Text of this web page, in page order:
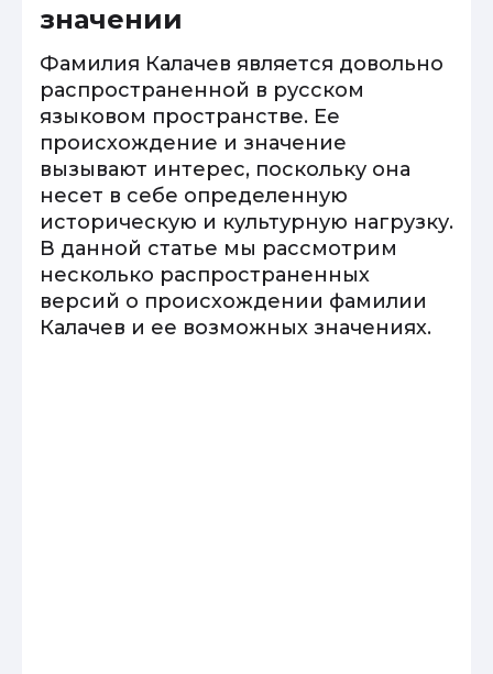
значении
Фамилия Калачев является довольно
распространенной в русском
языковом пространстве. Ее
происхождение и значение
вызывают интерес, поскольку она
несет в себе определенную
историческую и культурную нагрузку.
В данной статье мы рассмотрим
несколько распространенных
версий о происхождении фамилии
Калачев и ее возможных значениях.